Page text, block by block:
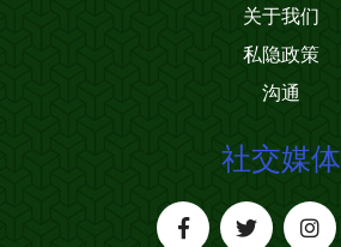
关于我们
私隐政策
沟通
社交媒体